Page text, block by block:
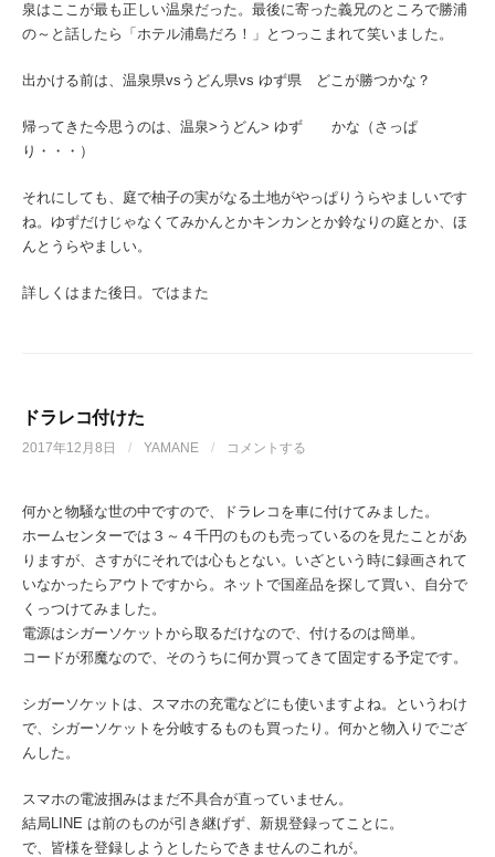
泉はここが最も正しい温泉だった。最後に寄った義兄のところで勝浦
の～と話したら「ホテル浦島だろ！」とつっこまれて笑いました。
出かける前は、温泉県vsうどん県vs ゆず県 どこが勝つかな？
帰ってきた今思うのは、温泉>うどん> ゆず かな（さっぱ
り・・・）
それにしても、庭で柚子の実がなる土地がやっぱりうらやましいです
ね。ゆずだけじゃなくてみかんとかキンカンとか鈴なりの庭とか、ほ
んとうらやましい。
詳しくはまた後日。ではまた
ドラレコ付けた
2017年12月8日 / YAMANE / コメントする
何かと物騒な世の中ですので、ドラレコを車に付けてみました。
ホームセンターでは３～４千円のものも売っているのを見たことがあ
りますが、さすがにそれでは心もとない。いざという時に録画されて
いなかったらアウトですから。ネットで国産品を探して買い、自分で
くっつけてみました。
電源はシガーソケットから取るだけなので、付けるのは簡単。
コードが邪魔なので、そのうちに何か買ってきて固定する予定です。
シガーソケットは、スマホの充電などにも使いますよね。というわけ
で、シガーソケットを分岐するものも買ったり。何かと物入りでござ
んした。
スマホの電波掴みはまだ不具合が直っていません。
結局LINE は前のものが引き継げず、新規登録ってことに。
で、皆様を登録しようとしたらできませんのこれが。